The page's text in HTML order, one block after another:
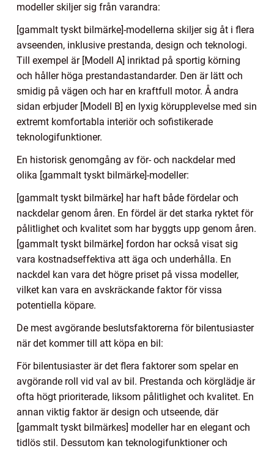
modeller skiljer sig från varandra:
[gammalt tyskt bilmärke]-modellerna skiljer sig åt i flera
avseenden, inklusive prestanda, design och teknologi.
Till exempel är [Modell A] inriktad på sportig körning
och håller höga prestandastandarder. Den är lätt och
smidig på vägen och har en kraftfull motor. Å andra
sidan erbjuder [Modell B] en lyxig körupplevelse med sin
extremt komfortabla interiör och sofistikerade
teknologifunktioner.
En historisk genomgång av för- och nackdelar med
olika [gammalt tyskt bilmärke]-modeller:
[gammalt tyskt bilmärke] har haft både fördelar och
nackdelar genom åren. En fördel är det starka ryktet för
pålitlighet och kvalitet som har byggts upp genom åren.
[gammalt tyskt bilmärke] fordon har också visat sig
vara kostnadseffektiva att äga och underhålla. En
nackdel kan vara det högre priset på vissa modeller,
vilket kan vara en avskräckande faktor för vissa
potentiella köpare.
De mest avgörande beslutsfaktorerna för bilentusiaster
när det kommer till att köpa en bil:
För bilentusiaster är det flera faktorer som spelar en
avgörande roll vid val av bil. Prestanda och körglädje är
ofta högt prioriterade, liksom pålitlighet och kvalitet. En
annan viktig faktor är design och utseende, där
[gammalt tyskt bilmärkes] modeller har en elegant och
tidlös stil. Dessutom kan teknologifunktioner och